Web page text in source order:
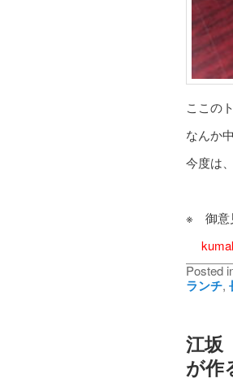
ここの
なんか
今度は
※ 御意
Posted
ランチ,
江坂
が作